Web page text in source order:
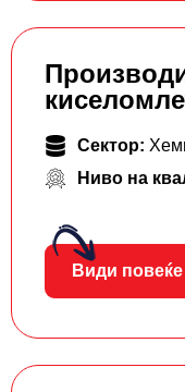
Сектор:
Ниво на
Види повеќе